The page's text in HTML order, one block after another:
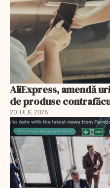
AliExpress, amendă
de produse
20 IULIE 2026